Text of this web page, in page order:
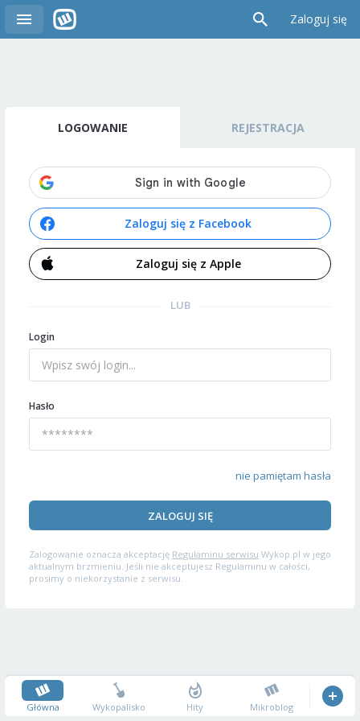
Zaloguj się
LOGOWANIE REJESTRACJA
Zaloguj się z Facebook
Zaloguj się z Apple
LUB
Login
Hasło
nie pamiętam hasła
ZALOGUJ SIĘ
Zalogowanie oznacza akceptację Regulaminu serwisu Wykop.pl w jego
aktualnym brzmieniu. Jeśli nie akceptujesz Regulaminu w całości,
prosimy o niekorzystanie z serwisu.
Główna Wykopalisko Hity Mikroblog